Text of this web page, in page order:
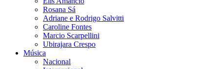
Rosana Sá
Adriane e Rodrigo Salvitti
Caroline Fontes
Marcio Scarpellini
Ubirajara Crespo
Música
Nacional